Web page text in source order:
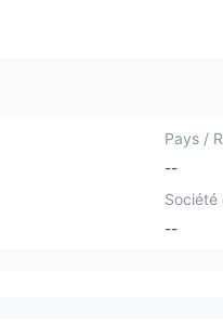
Pays /
--
--